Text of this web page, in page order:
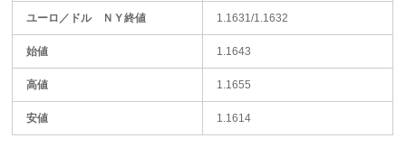
ユーロ／ドル ＮＹ終値 1.1631/1.1632
始値 1.1643
高値 1.1655
安値 1.1614